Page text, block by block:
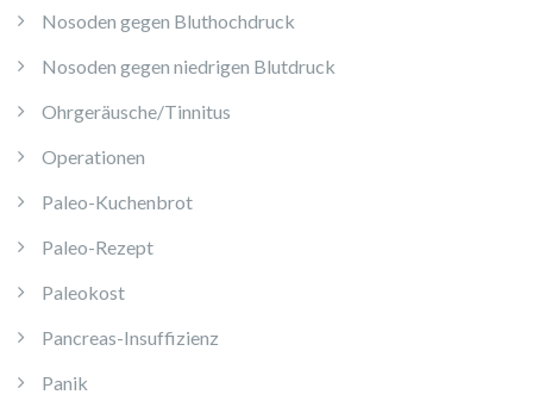
Nosoden gegen Bluthochdruck
Nosoden gegen niedrigen Blutdruck
Ohrgeräusche/Tinnitus
Operationen
Paleo-Kuchenbrot
Paleo-Rezept
Paleokost
Pancreas-Insuffizienz
Panik